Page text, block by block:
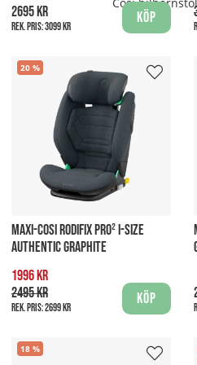
2695 kr
Rek. pris:3099 kr
Köp
20
MAXI-COSI RODIFIX PRO² I-SIZE
AUTHENTIC GRAPHITE
1996 kr
2495 kr
Rek. pris:2699 kr
Köp
18